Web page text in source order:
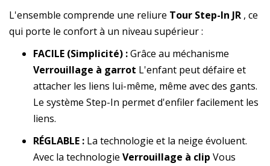
L'ensemble comprende une reliure Tour Step-In JR , ce
qui porte le confort à un niveau supérieur :
FACILE (Simplicité) :Grâce au méchanisme
Verrouillage à garrot L'enfant peut défaire et
attacher les liens lui-même, même avec des gants.
Le système Step-In permet d'enfiler facilement les
liens.
RÉGLABLE : La technologie et la neige évoluent.
Avec la technologie Verrouillage à clip Vous